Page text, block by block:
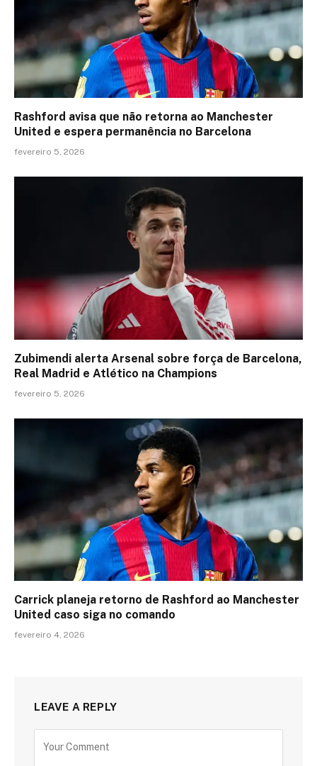
Rashford avisa que não retorna ao Manchester
United e espera permanência no Barcelona
fevereiro 5, 2026
Zubimendi alerta Arsenal sobre força de Barcelona,
Real Madrid e Atlético na Champions
fevereiro 5, 2026
Carrick planeja retorno de Rashford ao Manchester
United caso siga no comando
fevereiro 4, 2026
LEAVE A REPLY